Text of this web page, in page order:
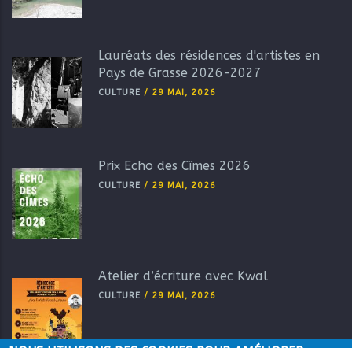
Lauréats des résidences d'artistes en
Pays de Grasse 2026-2027
CULTURE / 29 MAI, 2026
Prix Echo des Cîmes 2026
CULTURE / 29 MAI, 2026
Atelier d’écriture avec Kwal
CULTURE / 29 MAI, 2026